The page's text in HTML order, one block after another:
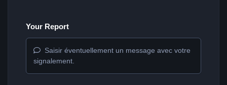
Your Report
Saisir éventuellement un message avec votre
signalement.